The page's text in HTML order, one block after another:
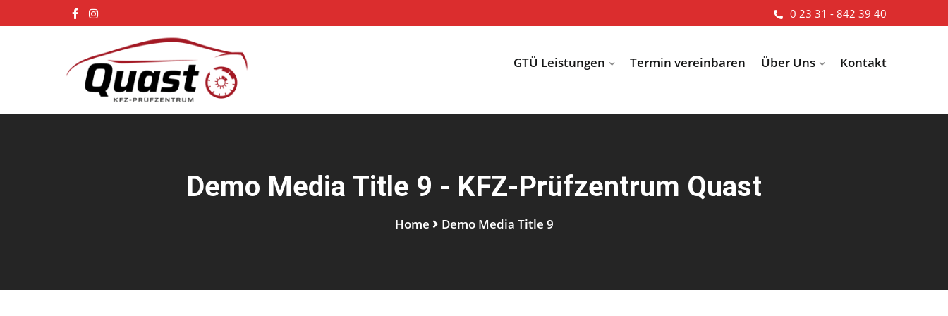
0 23 31 - 842 39 40
GTÜ Leistungen Termin vereinbaren Über Uns Kontakt
Demo Media Title 9 - KFZ-Prüfzentrum Quast
Home Demo Media Title 9